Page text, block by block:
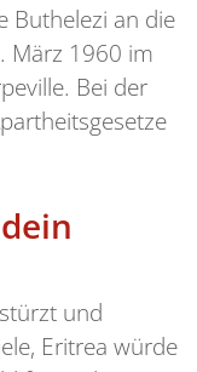
Buthelezi an die
März 1960 im
Bei der
und
Eritrea würde